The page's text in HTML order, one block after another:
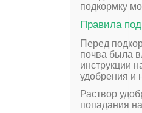
подкормку
Правила
Перед
почва была
инструкции
удобрения и
Раствор
попадания